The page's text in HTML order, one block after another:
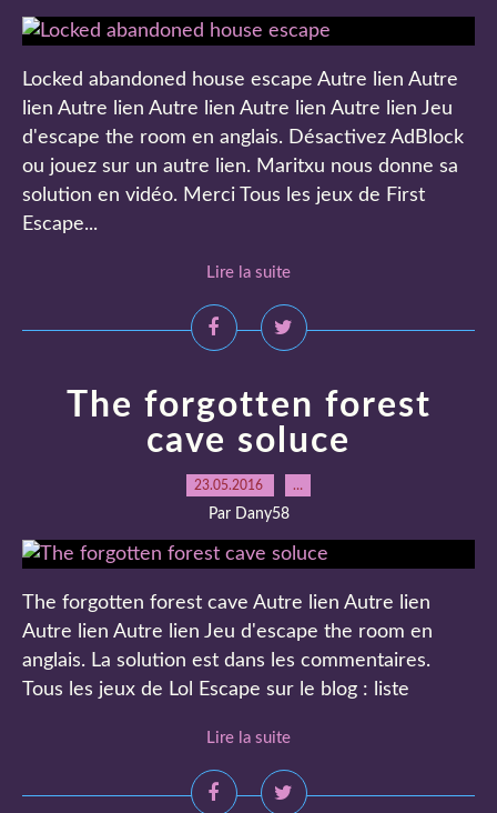
Locked abandoned house escape Autre lien Autre
lien Autre lien Autre lien Autre lien Autre lien Jeu
d'escape the room en anglais. Désactivez AdBlock
ou jouez sur un autre lien. Maritxu nous donne sa
solution en vidéo. Merci Tous les jeux de First
Escape...
Lire la suite
The forgotten forest
cave soluce
23.05.2016 …
Par Dany58
The forgotten forest cave Autre lien Autre lien
Autre lien Autre lien Jeu d'escape the room en
anglais. La solution est dans les commentaires.
Tous les jeux de Lol Escape sur le blog : liste
Lire la suite